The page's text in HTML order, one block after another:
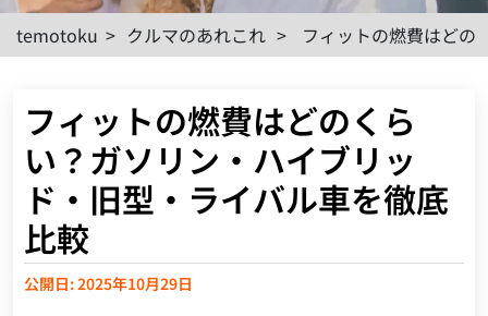
temotoku > クルマのあれこれ > フィットの燃費はどの
フィットの燃費はどのくら
い？ガソリン・ハイブリッ
ド・旧型・ライバル車を徹底
比較
公開日: 2025年10月29日